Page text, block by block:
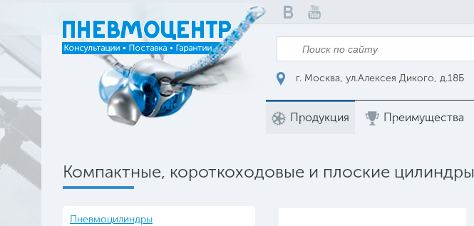
г. Москва, ул.Алексея Дикого, д.18Б
Продукция Преимущества
Компактные, короткоходовые и плоские цилиндры
Пневмоцилиндры